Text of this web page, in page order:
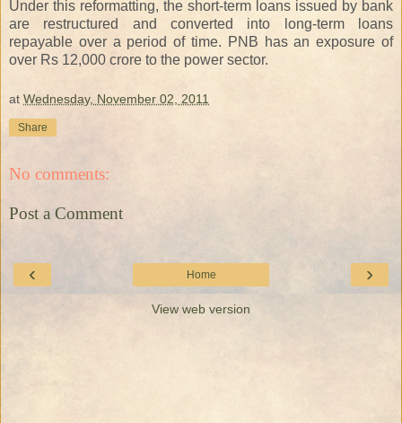
Under this reformatting, the short-term loans issued by bank
are restructured and converted into long-term loans
repayable over a period of time. PNB has an exposure of
over Rs 12,000 crore to the power sector.
at Wednesday, November 02, 2011
Share
No comments:
Post a Comment
‹ ›
Home
View web version